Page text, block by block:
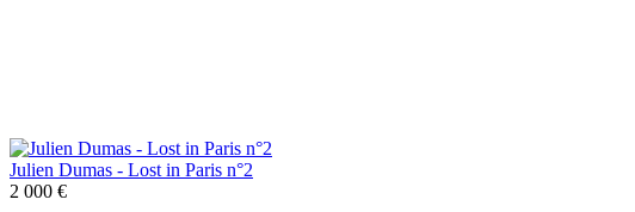
Julien Dumas - Lost in Paris n°2
2 000 €